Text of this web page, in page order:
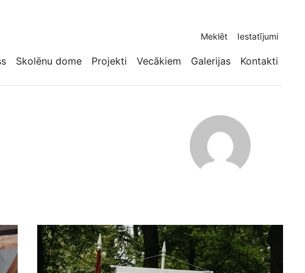
Meklēt Iestatījumi
Skolēnu dome Projekti Vecākiem Galerijas Kontakti